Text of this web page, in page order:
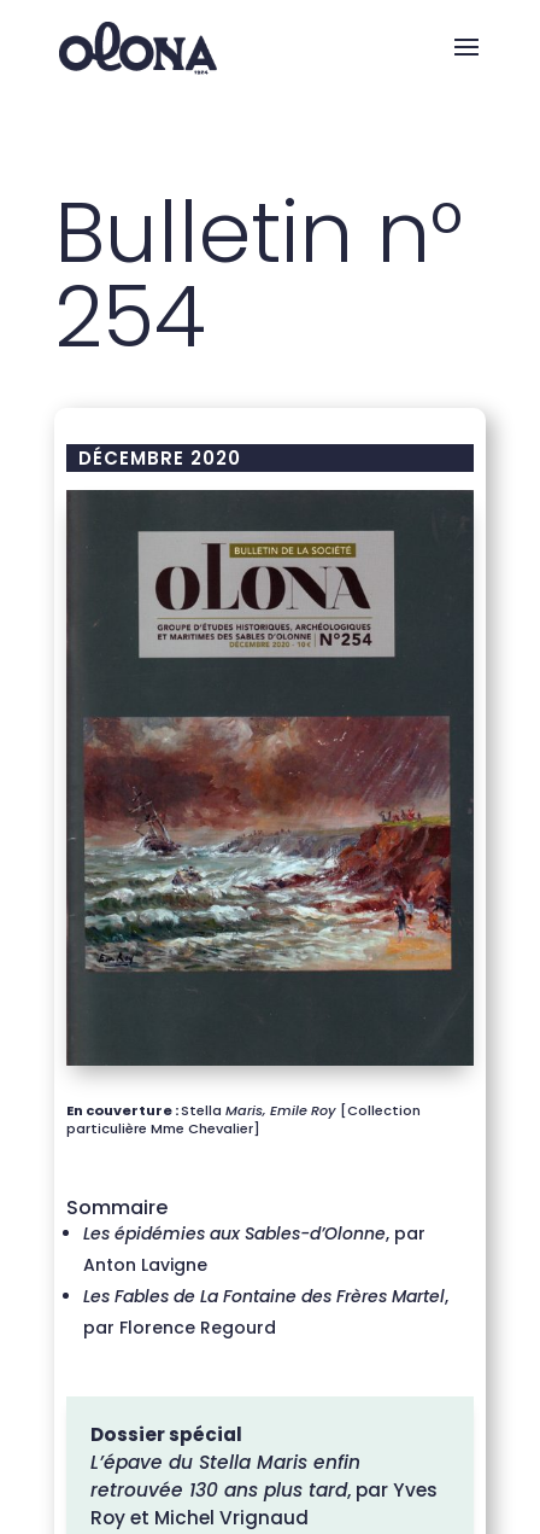
Bulletin n°
254
DÉCEMBRE 2020
En couverture :Stella Maris, Emile Roy[Collection
particulière Mme Chevalier]
Sommaire
Les épidémies aux Sables-d’Olonne, par
Anton Lavigne
Les Fables de La Fontaine des Frères Martel,
par Florence Regourd
Dossier spécial
L’épave du Stella Maris enfin
retrouvée 130 ans plus tard, par Yves
Roy et Michel Vrignaud